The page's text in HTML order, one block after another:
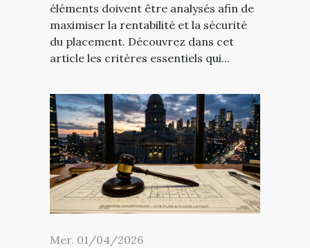
éléments doivent être analysés afin de
maximiser la rentabilité et la sécurité
du placement. Découvrez dans cet
article les critères essentiels qui...
Mer. 01/04/2026